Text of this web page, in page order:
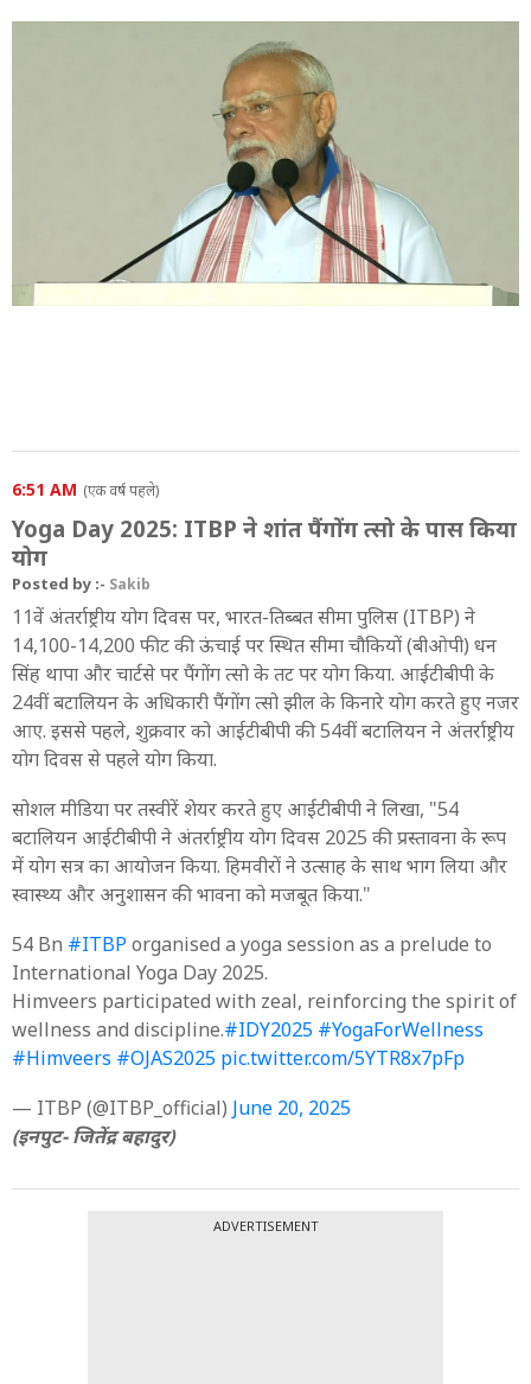
6:51 AM (एक वर्ष पहले)
Yoga Day 2025: ITBP ने शांत पैंगोंग त्सो के पास किया
योग
Posted by :- Sakib
11वें अंतर्राष्ट्रीय योग दिवस पर, भारत-तिब्बत सीमा पुलिस (ITBP) ने
14,100-14,200 फीट की ऊंचाई पर स्थित सीमा चौकियों (बीओपी) धन
सिंह थापा और चार्टसे पर पैंगोंग त्सो के तट पर योग किया. आईटीबीपी के
24वीं बटालियन के अधिकारी पैंगोंग त्सो झील के किनारे योग करते हुए नजर
आए. इससे पहले, शुक्रवार को आईटीबीपी की 54वीं बटालियन ने अंतर्राष्ट्रीय
योग दिवस से पहले योग किया.
सोशल मीडिया पर तस्वीरें शेयर करते हुए आईटीबीपी ने लिखा, "54
बटालियन आईटीबीपी ने अंतर्राष्ट्रीय योग दिवस 2025 की प्रस्तावना के रूप
में योग सत्र का आयोजन किया. हिमवीरों ने उत्साह के साथ भाग लिया और
स्वास्थ्य और अनुशासन की भावना को मजबूत किया."
54 Bn #ITBP organised a yoga session as a prelude to
International Yoga Day 2025.
Himveers participated with zeal, reinforcing the spirit of
wellness and discipline.#IDY2025 #YogaForWellness
#Himveers #OJAS2025 pic.twitter.com/5YTR8x7pFp
— ITBP (@ITBP_official) June 20, 2025
(इनपुट- जितेंद्र बहादुर)
ADVERTISEMENT